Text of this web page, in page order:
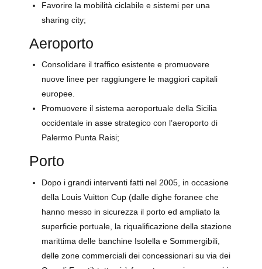
Favorire la mobilità ciclabile e sistemi per una
sharing city;
Aeroporto
Consolidare il traffico esistente e promuovere
nuove linee per raggiungere le maggiori capitali
europee.
Promuovere il sistema aeroportuale della Sicilia
occidentale in asse strategico con l’aeroporto di
Palermo Punta Raisi;
Porto
Dopo i grandi interventi fatti nel 2005, in occasione
della Louis Vuitton Cup (dalle dighe foranee che
hanno messo in sicurezza il porto ed ampliato la
superficie portuale, la riqualificazione della stazione
marittima delle banchine Isolella e Sommergibili,
delle zone commerciali dei concessionari su via dei